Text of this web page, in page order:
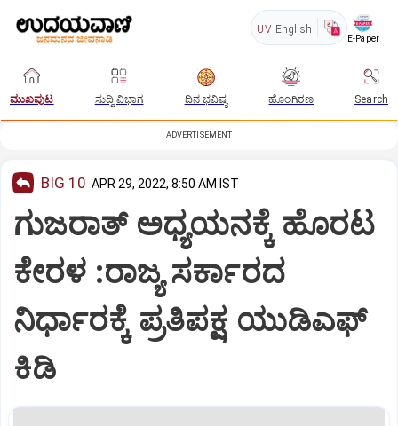
UV English
E-Paper
ಮುಖಪುಟ ಸುದ್ದಿ ವಿಭಾಗ ದಿನ ಭವಿಷ್ಯ ಹೊಂಗಿರಣ Search
ADVERTISEMENT
BIG 10 APR 29, 2022, 8:50 AM IST
ಗುಜರಾತ್‌ ಅಧ್ಯಯನಕ್ಕೆ ಹೊರಟ
ಕೇರಳ :ರಾಜ್ಯ ಸರ್ಕಾರದ
ನಿರ್ಧಾರಕ್ಕೆ ಪ್ರತಿಪಕ್ಷ ಯುಡಿಎಫ್
ಕಿಡಿ